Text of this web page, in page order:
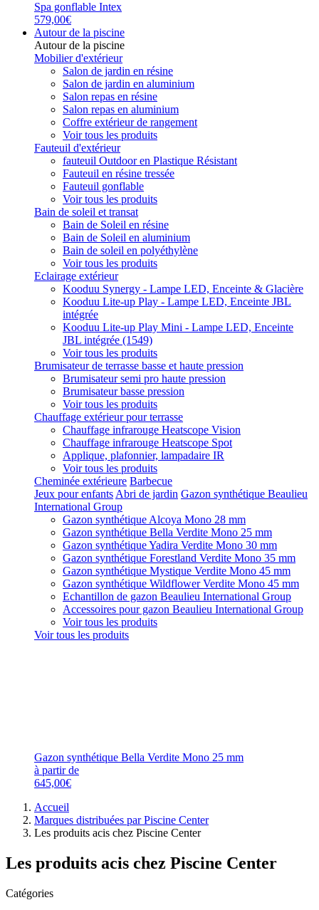
Spa gonflable Intex
579,00€
Autour de la piscine
Autour de la piscine
Mobilier d'extérieur
Salon de jardin en résine
Salon de jardin en aluminium
Salon repas en résine
Salon repas en aluminium
Coffre extérieur de rangement
Voir tous les produits
Fauteuil d'extérieur
fauteuil Outdoor en Plastique Résistant
Fauteuil en résine tressée
Fauteuil gonflable
Voir tous les produits
Bain de soleil et transat
Bain de Soleil en résine
Bain de Soleil en aluminium
Bain de soleil en polyéthylène
Voir tous les produits
Eclairage extérieur
Kooduu Synergy - Lampe LED, Enceinte & Glacière
Kooduu Lite-up Play - Lampe LED, Enceinte JBL
intégrée
Kooduu Lite-up Play Mini - Lampe LED, Enceinte
JBL intégrée (1549)
Voir tous les produits
Brumisateur de terrasse basse et haute pression
Brumisateur semi pro haute pression
Brumisateur basse pression
Voir tous les produits
Chauffage extérieur pour terrasse
Chauffage infrarouge Heatscope Vision
Chauffage infrarouge Heatscope Spot
Applique, plafonnier, lampadaire IR
Voir tous les produits
Cheminée extérieure Barbecue
Jeux pour enfants Abri de jardin Gazon synthétique Beaulieu
International Group
Gazon synthétique Alcoya Mono 28 mm
Gazon synthétique Bella Verdite Mono 25 mm
Gazon synthétique Yadira Verdite Mono 30 mm
Gazon synthétique Forestland Verdite Mono 35 mm
Gazon synthétique Mystique Verdite Mono 45 mm
Gazon synthétique Wildflower Verdite Mono 45 mm
Echantillon de gazon Beaulieu International Group
Accessoires pour gazon Beaulieu International Group
Voir tous les produits
Voir tous les produits
Gazon synthétique Bella Verdite Mono 25 mm
à partir de
645,00€
Accueil
Marques distribuées par Piscine Center
Les produits acis chez Piscine Center
Les produits acis chez Piscine Center
Catégories